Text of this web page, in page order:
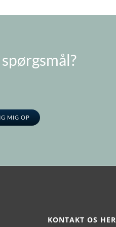
MIG OP
KONTAKT OS HER